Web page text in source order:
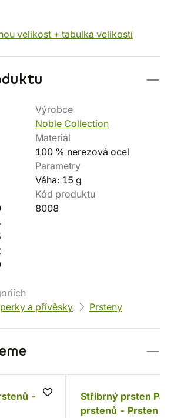
velikost + tabulka velikostí
Výrobce
Noble Collection
Materiál
100 % nerezová ocel
Parametry
Váha: 15 g
Kód produktu
8008
a přívěsky Prsteny
-
Stříbrný prsten Pán
prstenů - Prsten